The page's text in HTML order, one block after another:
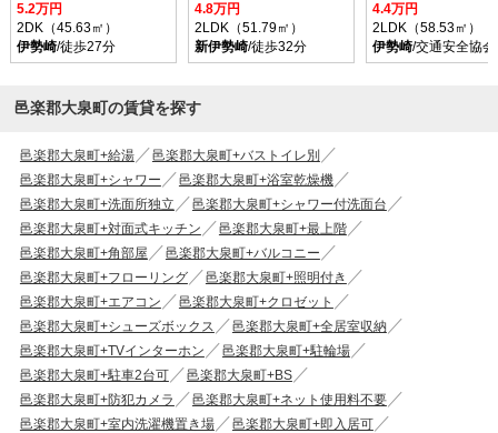
5.2万円
2DK（45.63㎡）
伊勢崎/徒歩27分
4.8万円
2LDK（51.79㎡）
新伊勢崎/徒歩32分
4.4万円
2LDK（58.53㎡）
伊勢崎/交通安全協
邑楽郡大泉町の賃貸を探す
邑楽郡大泉町+給湯
邑楽郡大泉町+バストイレ別
邑楽郡大泉町+シャワー
邑楽郡大泉町+浴室乾燥機
邑楽郡大泉町+洗面所独立
邑楽郡大泉町+シャワー付洗面台
邑楽郡大泉町+対面式キッチン
邑楽郡大泉町+最上階
邑楽郡大泉町+角部屋
邑楽郡大泉町+バルコニー
邑楽郡大泉町+フローリング
邑楽郡大泉町+照明付き
邑楽郡大泉町+エアコン
邑楽郡大泉町+クロゼット
邑楽郡大泉町+シューズボックス
邑楽郡大泉町+全居室収納
邑楽郡大泉町+TVインターホン
邑楽郡大泉町+駐輪場
邑楽郡大泉町+駐車2台可
邑楽郡大泉町+BS
邑楽郡大泉町+防犯カメラ
邑楽郡大泉町+ネット使用料不要
邑楽郡大泉町+室内洗濯機置き場
邑楽郡大泉町+即入居可